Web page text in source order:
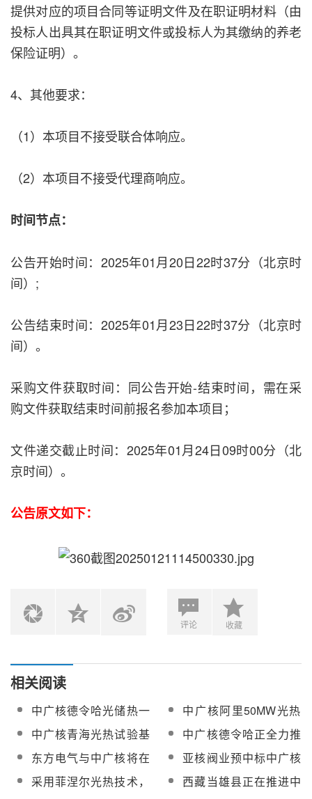
提供对应的项目合同等证明文件及在职证明材料（由
投标人出具其在职证明文件或投标人为其缴纳的养老
保险证明）。
4、其他要求：
（1）本项目不接受联合体响应。
（2）本项目不接受代理商响应。
时间节点：
公告开始时间：2025年01月20日22时37分（北京时
间）;
公告结束时间：2025年01月23日22时37分（北京时
间）。
采购文件获取时间：同公告开始-结束时间，需在采
购文件获取结束时间前报名参加本项目；
文件递交截止时间：2025年01月24日09时00分（北
京时间）。
公告原文如下：
评论 收藏
相关阅读
中广核德令哈光储热一
体化200万千瓦（光热
20万千瓦）项目全厂分
散控制系统（DCS)设备
采购项目中标结果公示
中广核阿里50MW光热
发电项目熔盐超声波流
量计采购
中广核青海光热试验基
地熔盐罐、除氧器中标
候选人公示
中广核德令哈正全力推
进200万千瓦光热储一
体化项目建设【附现场
图】
东方电气与中广核将在
风电、光热等新能源领
域探索多元合作可能
亚核阀业预中标中广核
阿里50MW光热发电项
目熔盐止回阀
采用菲涅尔光热技术，
西藏当雄县正在推进中